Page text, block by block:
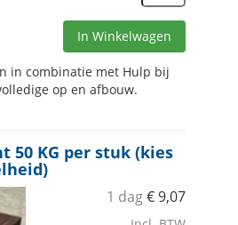
In Winkelwagen
in combinatie met Hulp bij
op en afbouw.
50 KG per stuk (kies
1 dag€9,07